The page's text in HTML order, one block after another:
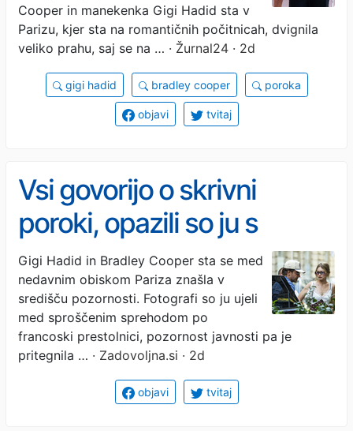
Cooper in manekenka Gigi Hadid sta v
Parizu, kjer sta na romantičnih počitnicah, dvignila
veliko prahu, saj se na … · Žurnal24 · 2d
gigi hadid bradley cooper poroka
objavi tvitaj
Vsi govorijo o skrivni
poroki, opazili so ju s
prstanom na levi roki
Gigi Hadid in Bradley Cooper sta se med
nedavnim obiskom Pariza znašla v
središču pozornosti. Fotografi so ju ujeli
med sproščenim sprehodom po
francoski prestolnici, pozornost javnosti pa je
pritegnila … · Zadovoljna.si · 2d
objavi tvitaj